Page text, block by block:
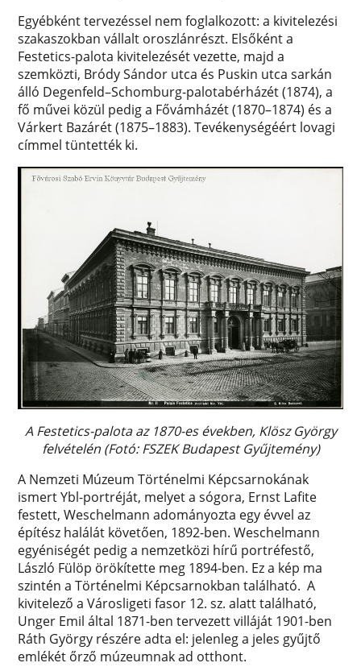
Egyébként tervezéssel nem foglalkozott: a kivitelezési
szakaszokban vállalt oroszlánrészt. Elsőként a
Festetics-palota kivitelezését vezette, majd a
szemközti, Bródy Sándor utca és Puskin utca sarkán
álló Degenfeld–Schomburg-palotabérházét (1874), a
fő művei közül pedig a Fővámházét (1870–1874) és a
Várkert Bazárét (1875–1883). Tevékenységéért lovagi
címmel tüntették ki.
A Festetics-palota az 1870-es években, Klösz György
felvételén (Fotó: FSZEK Budapest Gyűjtemény)
A Nemzeti Múzeum Történelmi Képcsarnokának
ismert Ybl-portréját, melyet a sógora, Ernst Lafite
festett, Weschelmann adományozta egy évvel az
építész halálát követően, 1892-ben. Weschelmann
egyéniségét pedig a nemzetközi hírű portréfestő,
László Fülöp örökítette meg 1894-ben. Ez a kép ma
szintén a Történelmi Képcsarnokban található. A
kivitelező a Városligeti fasor 12. sz. alatt található,
Unger Emil által 1871-ben tervezett villáját 1901-ben
Ráth György részére adta el: jelenleg a jeles gyűjtő
emlékét őrző múzeumnak ad otthont.